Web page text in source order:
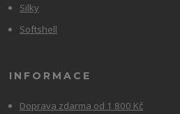
Silky
Softshell
INFORMACE
Doprava zdarma od 1 800 Kč